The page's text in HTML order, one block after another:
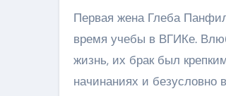
Первая жена Глеба
время учебы в ВГИКе.
жизнь, их брак был
начинаниях и безусловно